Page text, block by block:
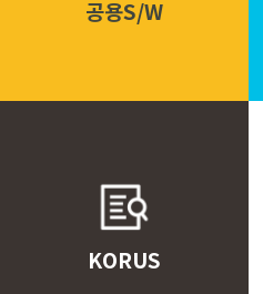
공용S/W
KORUS